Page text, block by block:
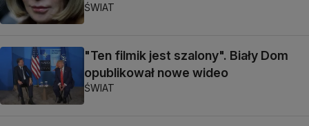
ŚWIAT
"Ten filmik jest szalony". Biały Dom
opublikował nowe wideo
ŚWIAT